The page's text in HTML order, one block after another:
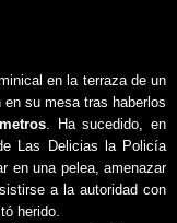
en la terraza de un
su mesa tras haberlos
. Ha sucedido, en
Las Delicias la Policía
en una pelea, amenazar
a la autoridad con
herido.